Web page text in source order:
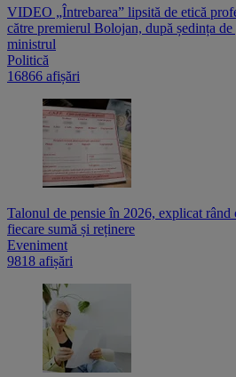
VIDEO „Întrebarea” lipsită de etică
către premierul Bolojan, după ședința
ministrul
Politică
16866 afișări
Talonul de pensie în 2026, explicat rând
fiecare sumă și reținere
Eveniment
9818 afișări